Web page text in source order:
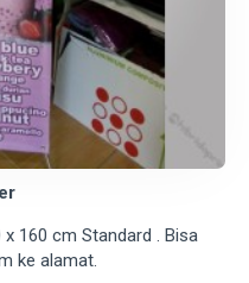
160 cm Standard . Bisa
ke alamat.